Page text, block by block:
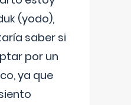
(yodo),
saber si
por un
ya que